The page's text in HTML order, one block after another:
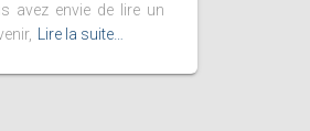
avez envie de lire un
Lire la suite…